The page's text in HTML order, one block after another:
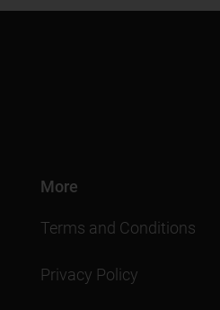
More
Terms and Conditions
Privacy Policy